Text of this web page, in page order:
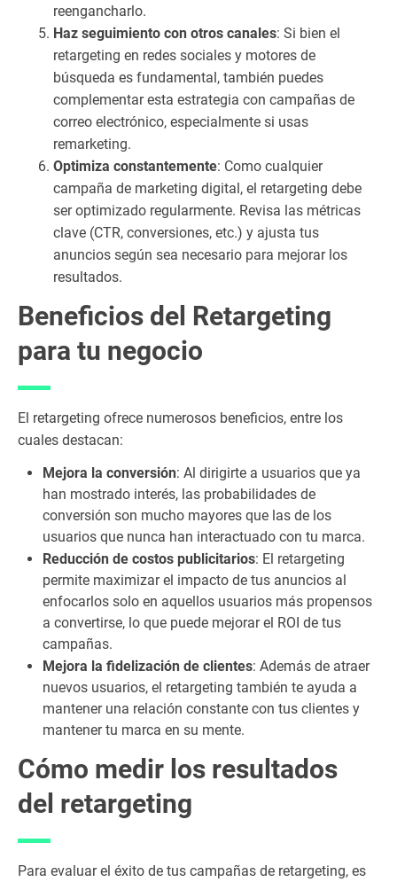
reengancharlo.
Haz seguimiento con otros canales: Si bien el
retargeting en redes sociales y motores de
búsqueda es fundamental, también puedes
complementar esta estrategia con campañas de
correo electrónico, especialmente si usas
remarketing.
Optimiza constantemente: Como cualquier
campaña de marketing digital, el retargeting debe
ser optimizado regularmente. Revisa las métricas
clave (CTR, conversiones, etc.) y ajusta tus
anuncios según sea necesario para mejorar los
resultados.
Beneficios del Retargeting
para tu negocio
El retargeting ofrece numerosos beneficios, entre los
cuales destacan:
Mejora la conversión: Al dirigirte a usuarios que ya
han mostrado interés, las probabilidades de
conversión son mucho mayores que las de los
usuarios que nunca han interactuado con tu marca.
Reducción de costos publicitarios: El retargeting
permite maximizar el impacto de tus anuncios al
enfocarlos solo en aquellos usuarios más propensos
a convertirse, lo que puede mejorar el ROI de tus
campañas.
Mejora la fidelización de clientes: Además de atraer
nuevos usuarios, el retargeting también te ayuda a
mantener una relación constante con tus clientes y
mantener tu marca en su mente.
Cómo medir los resultados
del retargeting
Para evaluar el éxito de tus campañas de retargeting, es